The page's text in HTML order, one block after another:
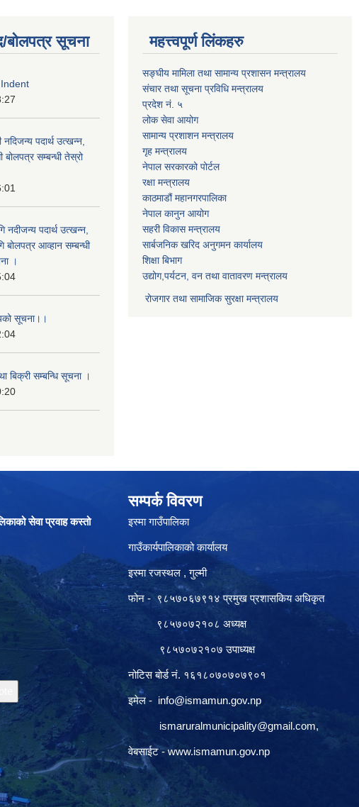
बोलपत्र सूचना
पदार्थ उत्खन्न,
बोलपत्र सम्बन्धी तेस्रो
पदार्थ उत्खन्न,
बोलपत्र आव्हान सम्बन्धी
।
सूचना।।
बिक्री सम्बन्धि सूचना ।
महत्त्वपूर्ण लिंकहरु
सङ्घीय मामिला तथा सामान्य प्रशासन मन्त्रालय
संचार तथा सूचना प्रविधि मन्त्रालय
प्रदेश नं. ५
लोक सेवा आयोग
सामान्य प्रशाशन मन्त्रालय
गृह मन्त्रालय
नेपाल सरकारको पोर्टल
रक्षा मन्त्रालय
काठमाडौं महानगरपालिका
नेपाल कानुन आयोग
सहरी विकास मन्त्रालय
सार्बजनिक खरिद अनुगमन कार्यालय
शिक्षा बिभाग
उद्योग,पर्यटन, वन तथा वातावरण मन्त्रालय
रोजगार तथा सामाजिक सुरक्षा मन्त्रालय
सेवा प्रवाह कस्तो
सम्पर्क विवरण
इस्मा गाउँपालिका
गाउँकार्यपालिकाको कार्यालय
इस्मा रजस्थल , गुल्मी
फोन - ९८५७०६७९१४ प्रमुख प्रशासकिय अधिकृत
९८५७०७२१०८ अध्यक्ष
९८५७०७२१०७ उपाध्यक्ष
नोटिस बोर्ड नं. १६१८०७०७०७९०१
इमेल - info@ismamun.gov.np
ismaruralmunicipality@gmail.com,
वेबसाईट -www.ismamun.gov.np